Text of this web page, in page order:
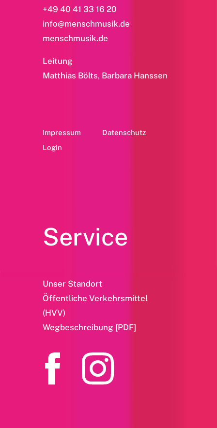
+49 40 41 33 16 20
info@menschmusik.de
menschmusik.de
Leitung
Matthias Bölts, Barbara Hanssen
Impressum
Datenschutz
Login
Service
Unser Standort
Öffentliche Verkehrsmittel
(HVV)
Wegbeschreibung [PDF]